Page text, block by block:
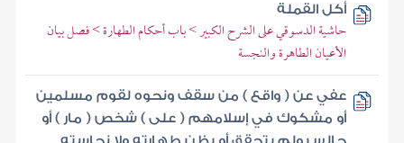
أكل القملة
حاشية الدسوقي على الشرح الكبير > باب أحكام الطهارة > فصل بيان
الأعيان الطاهرة والنجسة
عفي عن ( واقع ) من سقف ونحوه لقوم مسلمين
أو مشكوك في إسلامهم ( على ) شخص ( مار ) أو